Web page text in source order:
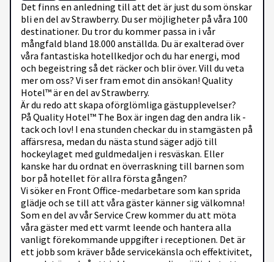
Det finns en anledning till att det är just du som önskar
bli en del av Strawberry. Du ser möjligheter på våra 100
destinationer. Du tror du kommer passa in i vår
mångfald bland 18.000 anställda. Du är exalterad över
våra fantastiska hotellkedjor och du har energi, mod
och begeistring så det räcker och blir över. Vill du veta
mer om oss? Vi ser fram emot din ansökan! Quality
Hotel™ är en del av Strawberry.
Är du redo att skapa oförglömliga gästupplevelser?
På Quality Hotel™ The Box är ingen dag den andra lik -
tack och lov! I ena stunden checkar du in stamgästen på
affärsresa, medan du nästa stund säger adjö till
hockeylaget med guldmedaljen i resväskan. Eller
kanske har du ordnat en överraskning till barnen som
bor på hotellet för allra första gången?
Vi söker en Front Office-medarbetare som kan sprida
glädje och se till att våra gäster känner sig välkomna!
Som en del av vår Service Crew kommer du att möta
våra gäster med ett varmt leende och hantera alla
vanligt förekommande uppgifter i receptionen. Det är
ett jobb som kräver både servicekänsla och effektivitet,